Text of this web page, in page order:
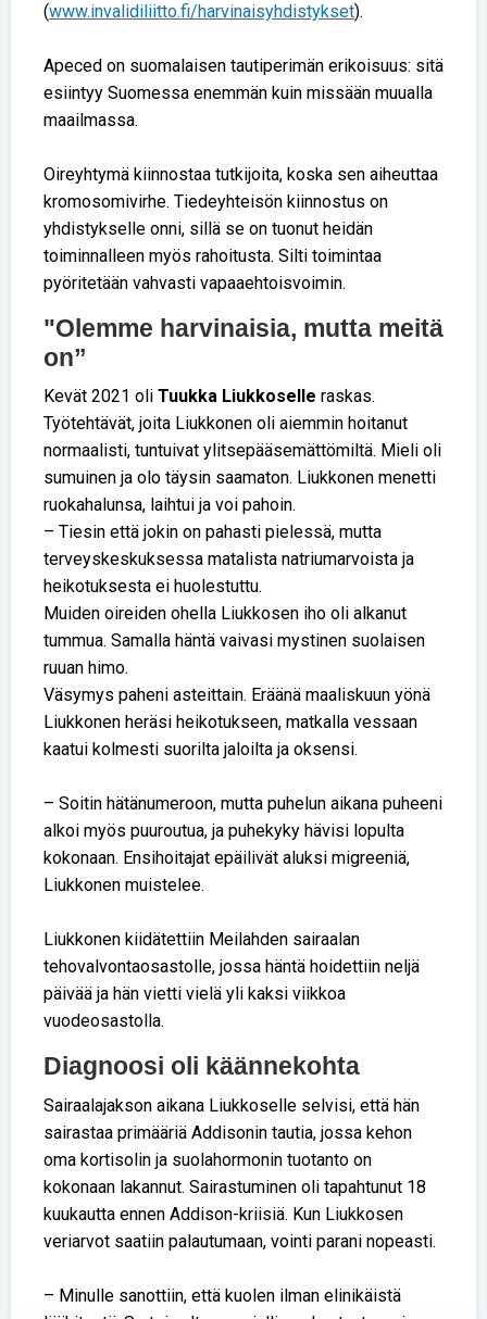
(www.invalidiliitto.fi/harvinaisyhdistykset).
Apeced on suomalaisen tautiperimän erikoisuus: sitä
esiintyy Suomessa enemmän kuin missään muualla
maailmassa.
Oireyhtymä kiinnostaa tutkijoita, koska sen aiheuttaa
kromosomivirhe. Tiedeyhteisön kiinnostus on
yhdistykselle onni, sillä se on tuonut heidän
toiminnalleen myös rahoitusta. Silti toimintaa
pyöritetään vahvasti vapaaehtoisvoimin.
"Olemme harvinaisia, mutta meitä
on”
Kevät 2021 oli Tuukka Liukkoselle raskas.
Työtehtävät, joita Liukkonen oli aiemmin hoitanut
normaalisti, tuntuivat ylitsepääsemättömiltä. Mieli oli
sumuinen ja olo täysin saamaton. Liukkonen menetti
ruokahalunsa, laihtui ja voi pahoin.
– Tiesin että jokin on pahasti pielessä, mutta
terveyskeskuksessa matalista natriumarvoista ja
heikotuksesta ei huolestuttu.
Muiden oireiden ohella Liukkosen iho oli alkanut
tummua. Samalla häntä vaivasi mystinen suolaisen
ruuan himo.
Väsymys paheni asteittain. Eräänä maaliskuun yönä
Liukkonen heräsi heikotukseen, matkalla vessaan
kaatui kolmesti suorilta jaloilta ja oksensi.
– Soitin hätänumeroon, mutta puhelun aikana puheeni
alkoi myös puuroutua, ja puhekyky hävisi lopulta
kokonaan. Ensihoitajat epäilivät aluksi migreeniä,
Liukkonen muistelee.
Liukkonen kiidätettiin Meilahden sairaalan
tehovalvontaosastolle, jossa häntä hoidettiin neljä
päivää ja hän vietti vielä yli kaksi viikkoa
vuodeosastolla.
Diagnoosi oli käännekohta
Sairaalajakson aikana Liukkoselle selvisi, että hän
sairastaa primääriä Addisonin tautia, jossa kehon
oma kortisolin ja suolahormonin tuotanto on
kokonaan lakannut. Sairastuminen oli tapahtunut 18
kuukautta ennen Addison-kriisiä. Kun Liukkosen
veriarvot saatiin palautumaan, vointi parani nopeasti.
– Minulle sanottiin, että kuolen ilman elinikäistä